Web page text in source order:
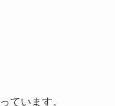
ています。